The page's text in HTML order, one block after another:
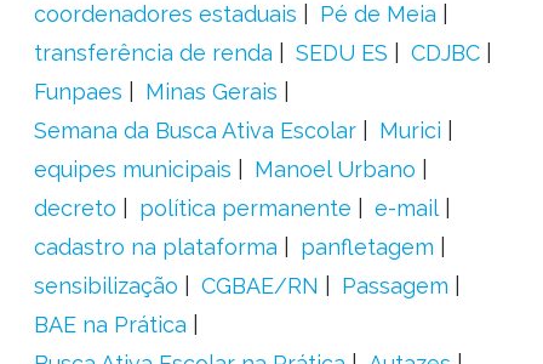
coordenadores estaduais
Pé de Meia
transferência de renda
SEDU ES
CDJBC
Funpaes
Minas Gerais
Semana da Busca Ativa Escolar
Murici
equipes municipais
Manoel Urbano
decreto
política permanente
e-mail
cadastro na plataforma
panfletagem
sensibilização
CGBAE/RN
Passagem
BAE na Prática